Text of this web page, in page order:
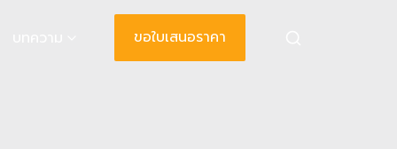
ขอใบเสนอราคา